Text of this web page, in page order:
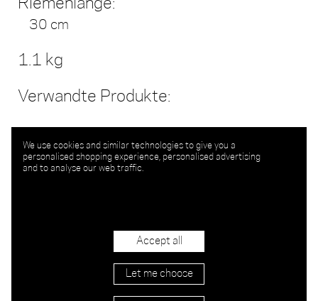
Riemenlänge:
30 cm
1.1 kg
Verwandte Produkte:
We use cookies and similar technologies to give you a
personalised shopping experience, personalised advertising
and to analyse our web traffic.
Let me choose
Accept all